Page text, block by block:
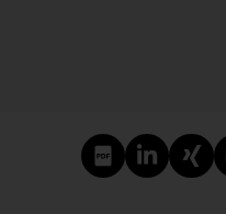
PDF erstellen
Auf Auf